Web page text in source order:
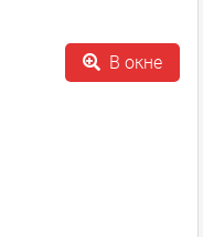
В окне